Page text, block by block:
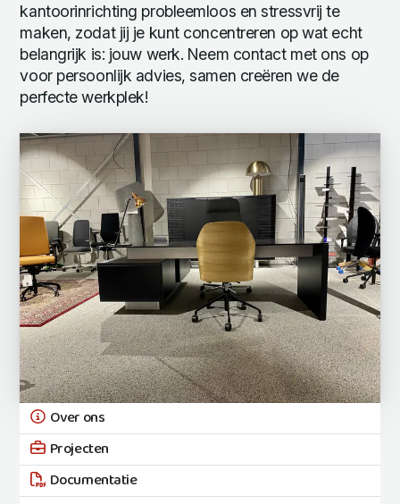
kantoorinrichting probleemloos en stressvrij te
maken, zodat jij je kunt concentreren op wat echt
belangrijk is: jouw werk. Neem contact met ons op
voor persoonlijk advies, samen creëren we de
perfecte werkplek!
Over ons
Projecten
Documentatie